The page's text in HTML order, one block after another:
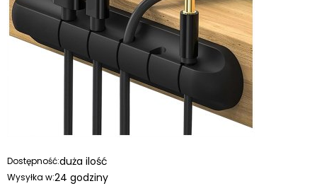
Dostępność:duża ilość
Wysyłka w:24 godziny